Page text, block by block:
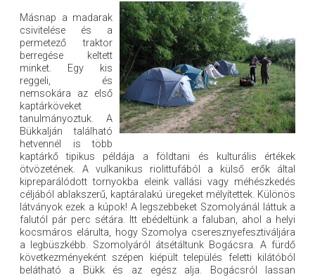
Másnap a madarak
csivitelése és a
permetező traktor
berregése keltett
minket. Egy kis
reggeli, és
nemsokára az első
kaptárköveket
tanulmányoztuk. A
Bükkalján található
hetvennél is több
kaptárkő tipikus példája a földtani és kulturális értékek
ötvözetének. A vulkanikus riolittufából a külső erők által
kipreparálódott tornyokba eleink vallási vagy méhészkedés
céljából ablakszerű, kaptáralakú üregeket mélyítettek. Különös
látványok ezek a kúpok! A legszebbeket Szomolyánál láttuk a
falutól pár perc sétára. Itt ebédeltünk a faluban, ahol a helyi
kocsmáros elárulta, hogy Szomolya cseresznyefesztiváljára
a legbüszkébb. Szomolyáról átsétáltunk Bogácsra. A fürdő
következményeként szépen kiépült település feletti kilátóból
belátható a Bükk és az egész alja. Bogácsról lassan